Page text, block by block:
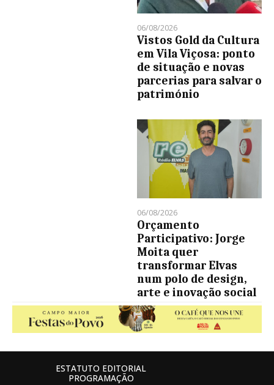
06/08/2026
Vistos Gold da Cultura
em Vila Viçosa: ponto
de situação e novas
parcerias para salvar o
património
06/08/2026
Orçamento
Participativo: Jorge
Moita quer
transformar Elvas
num polo de design,
arte e inovação social
ESTATUTO EDITORIAL
PROGRAMAÇÃO